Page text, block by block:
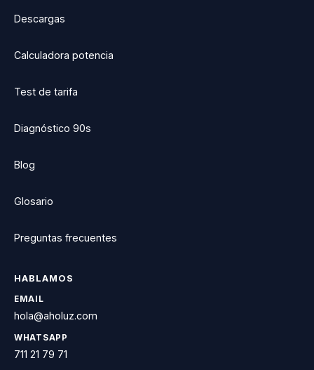
Descargas
Calculadora potencia
Test de tarifa
Diagnóstico 90s
Blog
Glosario
Preguntas frecuentes
HABLAMOS
EMAIL
hola@aholuz.com
WHATSAPP
711 21 79 71